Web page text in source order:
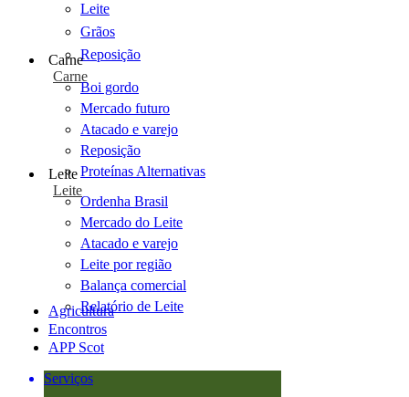
Leite
Grãos
Reposição
Carne
Carne
Boi gordo
Mercado futuro
Atacado e varejo
Reposição
Proteínas Alternativas
Leite
Leite
Ordenha Brasil
Mercado do Leite
Atacado e varejo
Leite por região
Balança comercial
Relatório de Leite
Agricultura
Encontros
APP Scot
Serviços